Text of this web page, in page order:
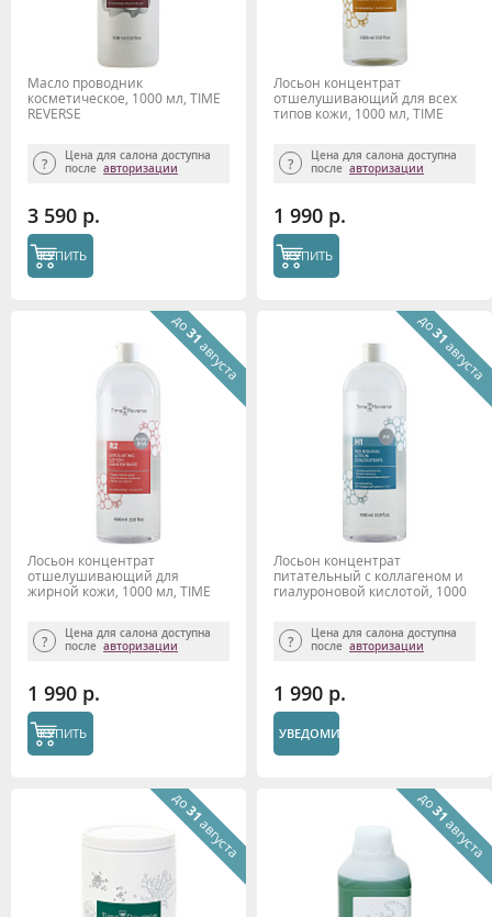
Масло проводник
косметическое, 1000 мл, TIME
REVERSE
Цена для салона доступна
после авторизации
3 590 р.
КУПИТЬ
Лосьон концентрат
отшелушивающий для всех
типов кожи, 1000 мл, TIME
Цена для салона доступна
после авторизации
1 990 р.
КУПИТЬ
Лосьон концентрат
отшелушивающий для
жирной кожи, 1000 мл, TIME
Цена для салона доступна
после авторизации
1 990 р.
КУПИТЬ
до31августа
Лосьон концентрат
питательный с коллагеном и
гиалуроновой кислотой, 1000
Цена для салона доступна
после авторизации
1 990 р.
УВЕДОМИТЬ
до31августа
до31августа
до31августа